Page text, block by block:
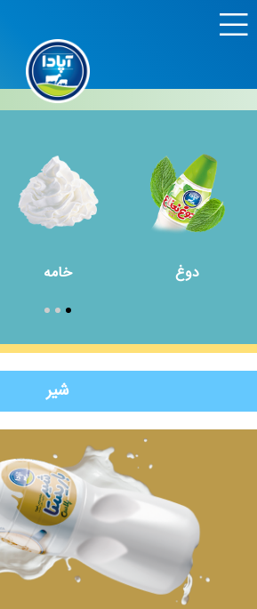
دوغ خامه
شیر